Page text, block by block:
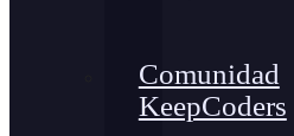
Comunidad
KeepCoders